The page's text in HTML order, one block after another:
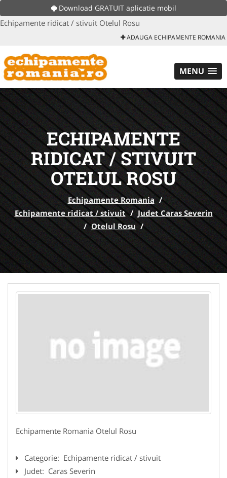
Download GRATUIT aplicatie mobil
Echipamente ridicat / stivuit Otelul Rosu
ADAUGA ECHIPAMENTE ROMANIA
MENU
ECHIPAMENTE
RIDICAT / STIVUIT
OTELUL ROSU
Echipamente Romania /
Echipamente ridicat / stivuit / Judet Caras Severin
/ Otelul Rosu /
Echipamente Romania Otelul Rosu
Categorie: Echipamente ridicat / stivuit
Judet: Caras Severin